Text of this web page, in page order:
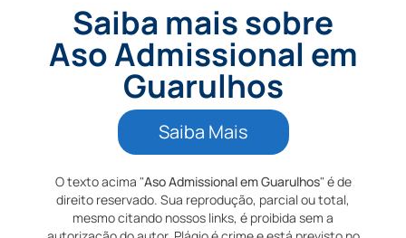
Saiba mais sobre
Aso Admissional em
Guarulhos
Saiba Mais
O texto acima "Aso Admissional em Guarulhos" é de
direito reservado. Sua reprodução, parcial ou total,
mesmo citando nossos links, é proibida sem a